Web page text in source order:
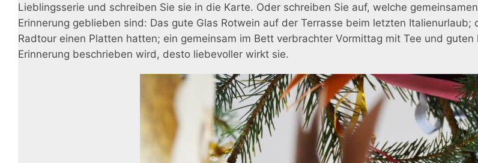
Lieblingsserie und schreiben Sie sie in die Karte. Oder schreiben Sie auf, welche
Erinnerung geblieben sind: Das gute Glas Rotwein auf der Terrasse beim letzten
Radtour einen Platten hatten; ein gemeinsam im Bett verbrachter Vormittag mit Tee und
Erinnerung beschrieben wird, desto liebevoller wirkt sie.